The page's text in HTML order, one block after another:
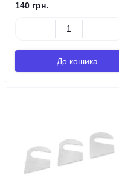
140 грн.
До кошика